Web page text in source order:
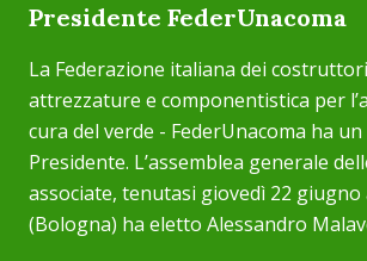
Presidente FederUnacoma
La Federazione italiana dei
attrezzature e componentistica per
cura del verde ­- FederUnacoma ha
Presidente. L’assemblea generale
associate, tenutasi giovedì 22 giugno
(Bologna) ha eletto Alessandro